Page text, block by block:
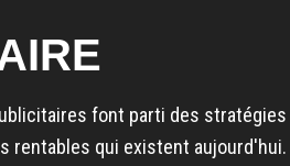
font parti des stratégies
rentables qui existent aujourd'hui.